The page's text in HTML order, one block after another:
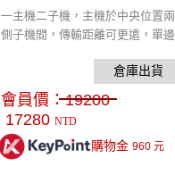
一主機二子機，主機於中央位置兩
側子機間，傳輸距離可更遠，單邊
事件發生，隨時群組通話，向上移
動麥克風臂靜音，向下移動麥克風
臂講話。 耳機是可折疊的 配有專用
硬殼提箱。
會員價：19200
17280 NTD
購物金 960元